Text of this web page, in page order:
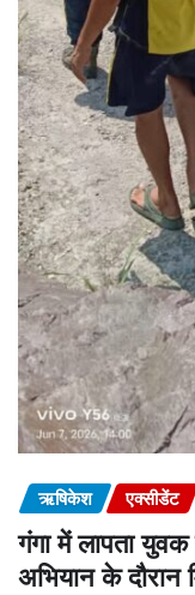
ऋषिकेश एक्सीडेंट
गंगा में लापता
अभियान के दौरान